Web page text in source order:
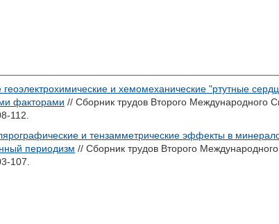
геоэлектрохимические и хемомеханические "ртутные
факторами // Сборник трудов Второго Международного
112.
и тензамметрические эффекты в
периодизм // Сборник трудов Второго
107.